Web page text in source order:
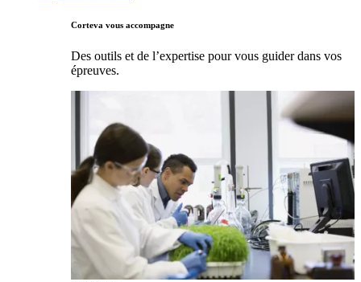
Corteva vous accompagne
Des outils et de l’expertise pour vous guider dans vos
épreuves.